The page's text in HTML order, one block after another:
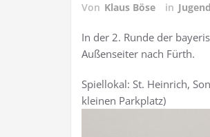
Von Klaus Böse in Jugend
In der 2. Runde der
Außenseiter nach Fürth.
Spiellokal: St. Heinrich,
kleinen Parkplatz)